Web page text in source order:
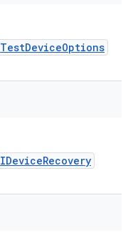
TestDeviceOptions
IDeviceRecovery